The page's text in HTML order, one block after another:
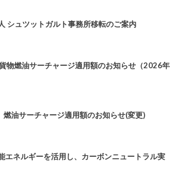
シュツットガルト事務所移転のご案内
物燃油サーチャージ適用額のお知らせ（2026年
油サーチャージ適用額のお知らせ(変更)
エネルギーを活用し、カーボンニュートラル実